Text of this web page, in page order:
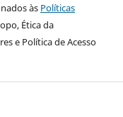
às Políticas
Ética da
e Política de Acesso